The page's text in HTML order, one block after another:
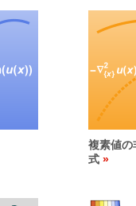
複素値の
式